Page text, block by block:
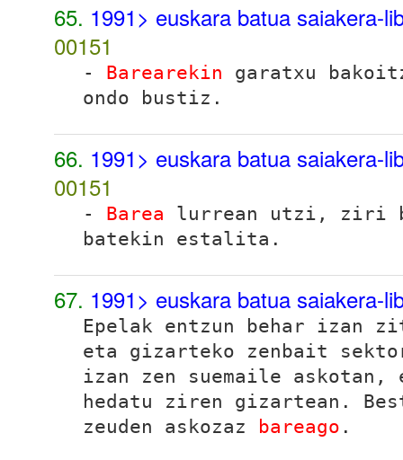
65. 1991> euskara batua saiakera-
00151
- Barearekin garatxu
ondo bustiz.
66. 1991> euskara batua saiakera-
00151
- Barea lurrean utzi, ziri
batekin estalita.
67. 1991> euskara batua saiakera-
Epelak entzun behar izan
eta gizarteko zenbait
izan zen suemaile askotan,
hedatu ziren gizartean.
zeuden askozaz bareago .